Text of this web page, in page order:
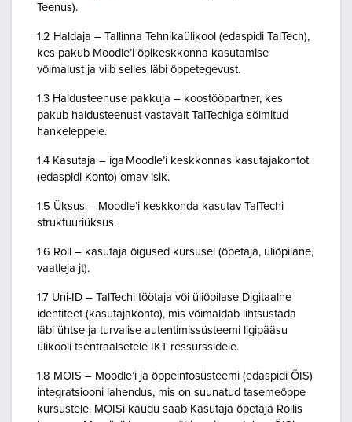
Teenus).
1.2 Haldaja – Tallinna Tehnikaülikool (edaspidi TalTech),
kes pakub Moodle’i õpikeskkonna kasutamise
võimalust ja viib selles läbi õppetegevust.
1.3 Haldusteenuse pakkuja – koostööpartner, kes
pakub haldusteenust vastavalt TalTechiga sõlmitud
hankeleppele.
1.4 Kasutaja – iga Moodle’i keskkonnas kasutajakontot
(edaspidi Konto) omav isik.
1.5 Üksus – Moodle’i keskkonda kasutav TalTechi
struktuuriüksus.
1.6 Roll – kasutaja õigused kursusel (õpetaja, üliõpilane,
vaatleja jt).
1.7 Uni-ID – TalTechi töötaja või üliõpilase Digitaalne
identiteet (kasutajakonto), mis võimaldab lihtsustada
läbi ühtse ja turvalise autentimissüsteemi ligipääsu
ülikooli tsentraalsetele IKT ressurssidele.
1.8 MOIS – Moodle’i ja õppeinfosüsteemi (edaspidi ÕIS)
integratsiooni lahendus, mis on suunatud tasemeõppe
kursustele. MOISi kaudu saab Kasutaja õpetaja Rollis